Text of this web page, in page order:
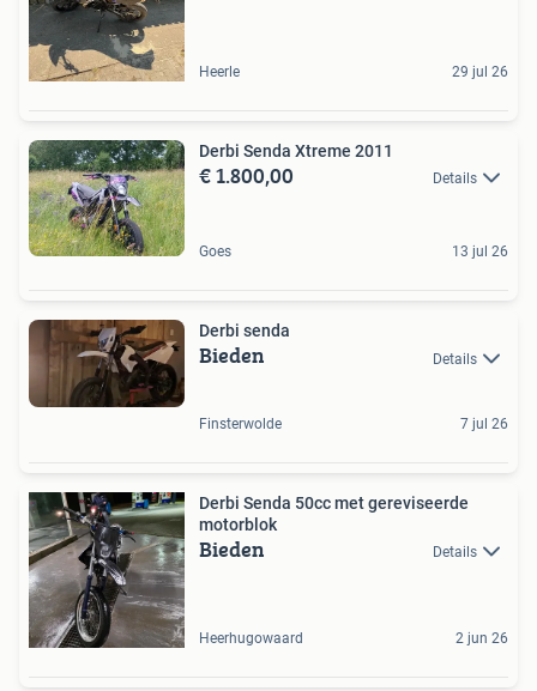
Heerle 29 jul 26
Derbi Senda Xtreme 2011
€ 1.800,00 Details
Goes 13 jul 26
Derbi senda
Bieden Details
Finsterwolde 7 jul 26
Derbi Senda 50cc met gereviseerde
motorblok
Bieden Details
Heerhugowaard 2 jun 26